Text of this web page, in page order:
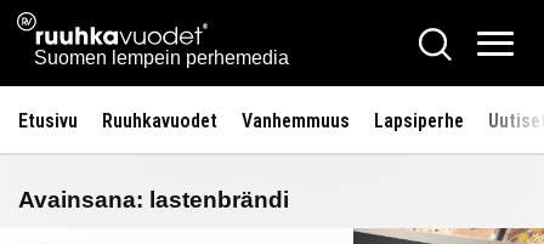
Siirry
sisältöön
Ruuhkavuodet.fi
Suomen lempein perhemedia
Hae
Etusivu Ruuhkavuodet Vanhemmuus Lapsiperhe
Avainsana: lastenbrändi